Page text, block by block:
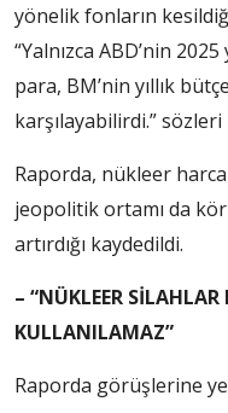
yönelik fonların
“Yalnızca ABD’nin
para, BM’nin yıllık
karşılayabilirdi.” sözleri
Raporda, nükleer
jeopolitik ortamı da
artırdığı kaydedildi.
– “NÜKLEER
KULLANILAMAZ”
Raporda görüşlerine